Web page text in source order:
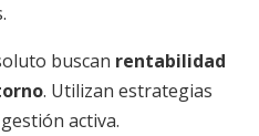
buscan rentabilidad
. Utilizan estrategias
activa.